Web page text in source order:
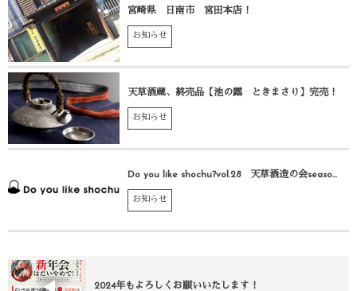
宮崎県 日南市 宮田本店！
お知らせ
天草酒蔵、終売品【池の露 ときまさり】完売！
お知らせ
Do you like shochu?vol.28 天草酒造の会seaso...
お知らせ
2024年もよろしくお願いいたします！